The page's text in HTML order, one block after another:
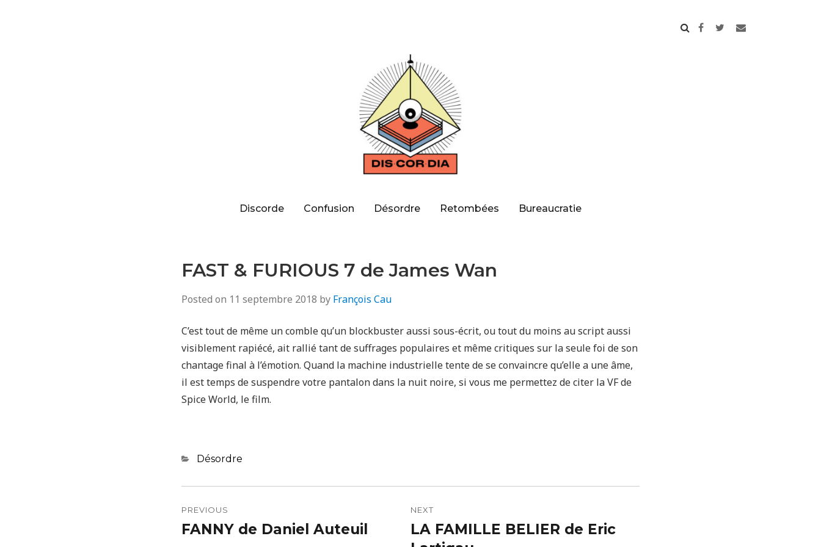
Discorde Confusion Désordre Retombées Bureaucratie
FAST & FURIOUS 7 de James Wan
Posted on 11 septembre 2018 by François Cau
C’est tout de même un comble qu’un blockbuster aussi sous-écrit, ou tout du moins au script aussi
visiblement rapiécé, ait rallié tant de suffrages populaires et même critiques sur la seule foi de son
chantage final à l’émotion. Quand la machine industrielle tente de se convaincre qu’elle a une âme,
il est temps de suspendre votre pantalon dans la nuit noire, si vous me permettez de citer la VF de
Spice World, le film.
Categories
Désordre
de
l’article
PREVIOUS
Previous
FANNY de Daniel Auteuil
NEXT
Next
LA FAMILLE BELIER de Eric